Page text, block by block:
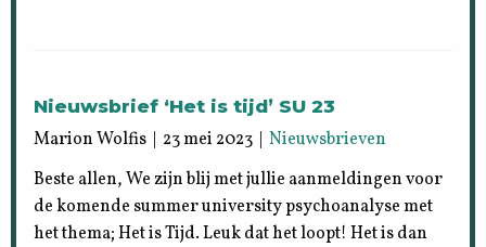
Nieuwsbrief ‘Het is tijd’ SU 23
Marion Wolfis | 23 mei 2023 |Nieuwsbrieven
Beste allen, We zijn blij met jullie aanmeldingen voor
de komende summer university psychoanalyse met
het thema; Het is Tijd. Leuk dat het loopt! Het is dan